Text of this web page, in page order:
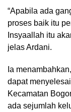
“Apabila ada
proses baik itu
Insyaallah itu
jelas Ardani.
Ia
dapat
Kecamatan
ada sejumlah